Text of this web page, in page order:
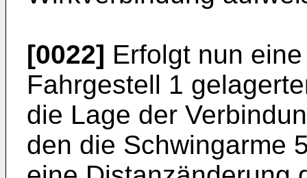
[0022] Erfolgt nun
Fahrgestell 1
die Lage der
den die Schwingarme